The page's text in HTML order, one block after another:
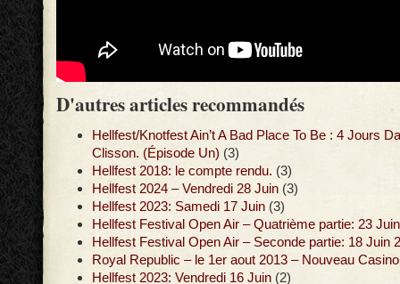
D'autres articles recommandés
Hellfest/Knotfest Ain’t A Bad Place To Be : 4 Jours
Clisson. (Épisode Un) (3)
Hellfest 2018: le compte rendu. (3)
Hellfest 2024 – Vendredi 28 Juin (3)
Hellfest 2023: Samedi 17 Juin (3)
Hellfest Festival Open Air – Quatrième partie: 23
Hellfest Festival Open Air – Seconde partie: 18 Juin
Royal Republic – le 1er aout 2013 – Nouveau Casino
Hellfest 2023: Vendredi 16 Juin (2)